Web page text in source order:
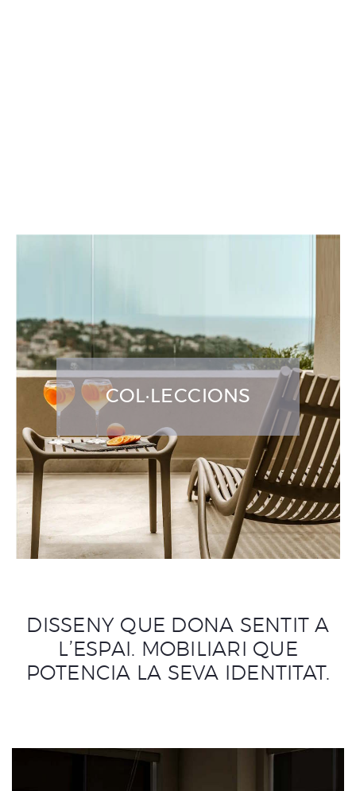
COL·LECCIONS
DISSENY QUE DONA SENTIT A
L’ESPAI. MOBILIARI QUE
POTENCIA LA SEVA IDENTITAT.